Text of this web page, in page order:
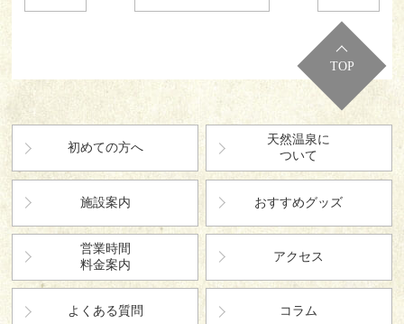
TOP
初めての方へ
天然温泉に
ついて
施設案内 おすすめグッズ
営業時間
料金案内
アクセス
よくある質問 コラム